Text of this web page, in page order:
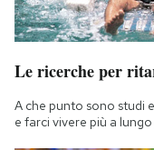
Le ricerche per
A che punto sono studi
e farci vivere più a